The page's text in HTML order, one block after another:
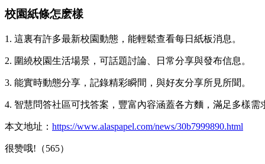
校園紙條怎麽樣
1. 這裏有許多最新校園動態，能輕鬆查看每日紙板消息。
2. 圍繞校園生活場景，可話題討論、日常分享與發布信息。
3. 能實時動態分享，記錄精彩瞬間，與好友分享所見所聞。
4. 智慧問答社區可找答案，豐富內容涵蓋各方麵，滿足多樣需
本文地址： https://www.alaspapel.com/news/30b7999890.html
很赞哦!（565）